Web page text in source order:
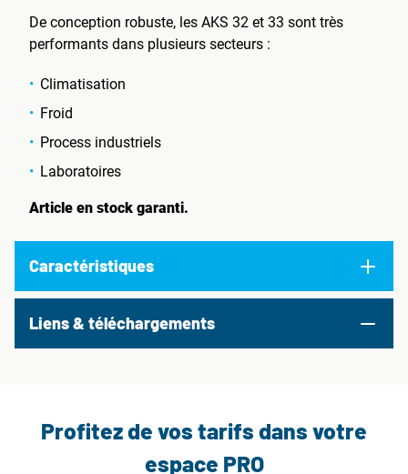
De conception robuste, les AKS 32 et 33 sont très
performants dans plusieurs secteurs :
Climatisation
Froid
Process industriels
Laboratoires
Article en stock garanti.
Caractéristiques
Liens & téléchargements
Profitez de vos tarifs dans votre
espace PRO